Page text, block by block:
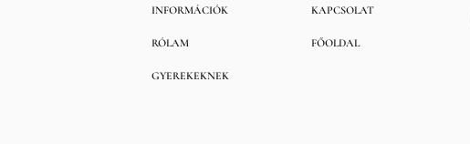
INFORMÁCIÓK
RÓLAM
GYEREKEKNEK
KAPCSOLAT
FŐOLDAL